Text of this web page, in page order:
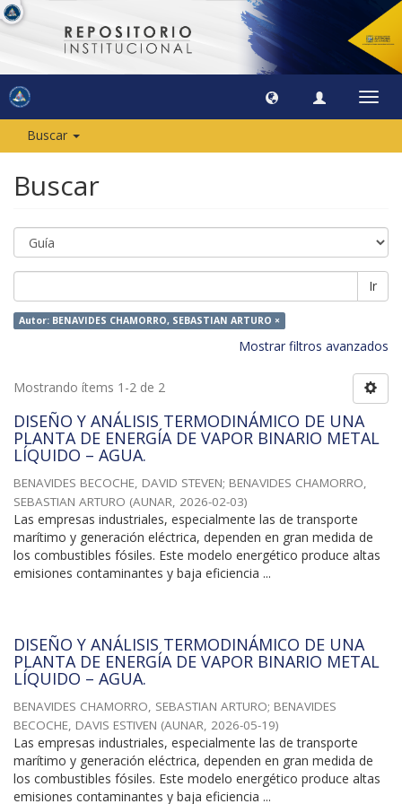
Buscar
Buscar
Ir
Autor: BENAVIDES CHAMORRO, SEBASTIAN ARTURO ×
Mostrar filtros avanzados
Mostrando ítems 1-2 de 2
DISEÑO Y ANÁLISIS TERMODINÁMICO DE UNA
PLANTA DE ENERGÍA DE VAPOR BINARIO METAL
LÍQUIDO – AGUA.
BENAVIDES BECOCHE, DAVID STEVEN; BENAVIDES CHAMORRO,
SEBASTIAN ARTURO (AUNAR, 2026-02-03)
Las empresas industriales, especialmente las de transporte
marítimo y generación eléctrica, dependen en gran medida de
los combustibles fósiles. Este modelo energético produce altas
emisiones contaminantes y baja eficiencia ...
DISEÑO Y ANÁLISIS TERMODINÁMICO DE UNA
PLANTA DE ENERGÍA DE VAPOR BINARIO METAL
LÍQUIDO – AGUA.
BENAVIDES CHAMORRO, SEBASTIAN ARTURO; BENAVIDES
BECOCHE, DAVIS ESTIVEN (AUNAR, 2026-05-19)
Las empresas industriales, especialmente las de transporte
marítimo y generación eléctrica, dependen en gran medida de
los combustibles fósiles. Este modelo energético produce altas
emisiones contaminantes y baja eficiencia ...